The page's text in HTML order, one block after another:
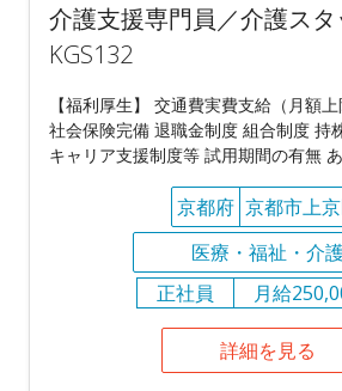
介護支援専門員／介護スタ
KGS132
【福利厚生】 交通費実費支給（月額
社会保険完備 退職金制度 組合制度 持
キャリア支援制度等 試用期間の有無
京都府 京都市上
医療・福祉・介
正社員
月給
詳細を見る